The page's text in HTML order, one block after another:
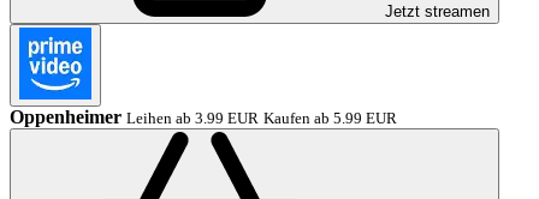
Jetzt streamen
Oppenheimer Leihen ab 3.99 EUR Kaufen ab 5.99 EUR